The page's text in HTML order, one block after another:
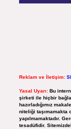
Reklam ve İletişim:
Yasal Uyarı: Bu
şirketi ile hiçbir
hazırladığımız
niteliği taşımamakta
yapılmamaktadır.
tesadüfidir.